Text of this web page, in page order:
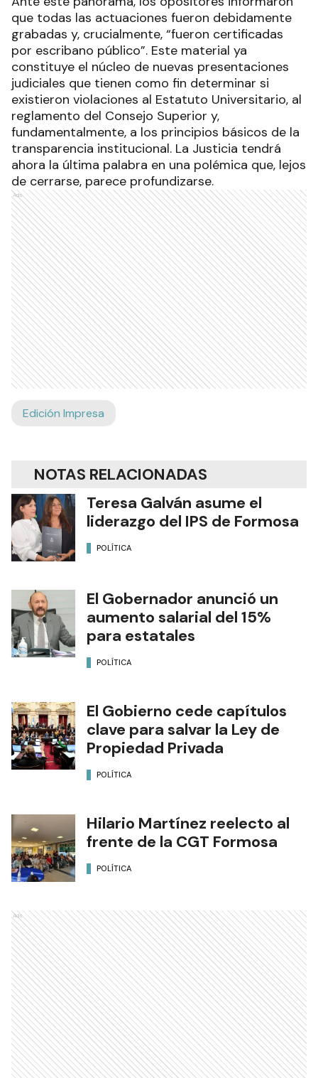
que todas las actuaciones fueron debidamente
grabadas y, crucialmente, “fueron certificadas
por escribano público”. Este material ya
constituye el núcleo de nuevas presentaciones
judiciales que tienen como fin determinar si
existieron violaciones al Estatuto Universitario, al
reglamento del Consejo Superior y,
fundamentalmente, a los principios básicos de la
transparencia institucional. La Justicia tendrá
ahora la última palabra en una polémica que, lejos
de cerrarse, parece profundizarse.
Ads
Edición Impresa
NOTAS RELACIONADAS
Teresa Galván asume el
liderazgo del IPS de Formosa
POLÍTICA
El Gobernador anunció un
aumento salarial del 15%
para estatales
POLÍTICA
El Gobierno cede capítulos
clave para salvar la Ley de
Propiedad Privada
POLÍTICA
Hilario Martínez reelecto al
frente de la CGT Formosa
POLÍTICA
Ads